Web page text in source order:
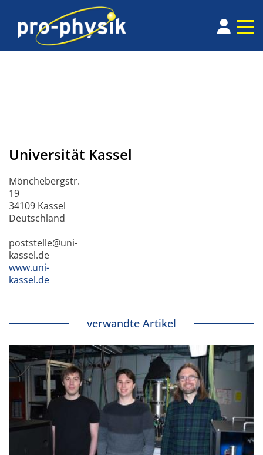
Universität Kassel
Mönchebergstr.
19
34109 Kassel
Deutschland
poststelle@uni-
kassel.de
www.uni-
kassel.de
verwandte Artikel